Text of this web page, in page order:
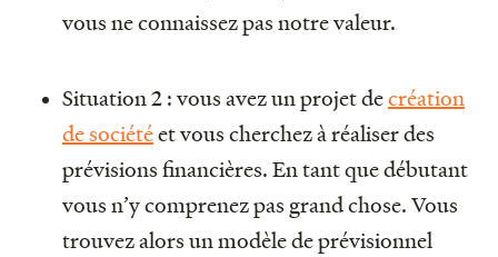
vous ne connaissez pas notre valeur.
Situation 2 : vous avez un projet decréation
de sociétéet vous cherchez à réaliser des
prévisions financières. En tant que débutant
vous n’y comprenez pas grand chose. Vous
trouvez alors un modèle de prévisionnel